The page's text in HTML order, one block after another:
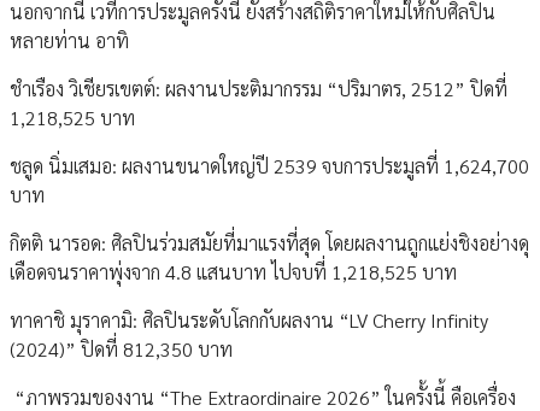
นอกจากนี้ เวทีการประมูลครั้งนี้ ยังสร้างสถิติราคาใหม่ให้กับศิลปิน
หลายท่าน อาทิ
ชำเรือง วิเชียรเขตต์: ผลงานประติมากรรม “ปริมาตร, 2512” ปิดที่
1,218,525 บาท
ชลูด นิ่มเสมอ: ผลงานขนาดใหญ่ปี 2539 จบการประมูลที่ 1,624,700
บาท
กิตติ นารอด: ศิลปินร่วมสมัยที่มาแรงที่สุด โดยผลงานถูกแย่งชิงอย่างดุ
เดือดจนราคาพุ่งจาก 4.8 แสนบาท ไปจบที่ 1,218,525 บาท
ทาคาชิ มุราคามิ: ศิลปินระดับโลกกับผลงาน “LV Cherry Infinity
(2024)” ปิดที่ 812,350 บาท
“ภาพรวมของงาน “The Extraordinaire 2026” ในครั้งนี้ คือเครื่อง